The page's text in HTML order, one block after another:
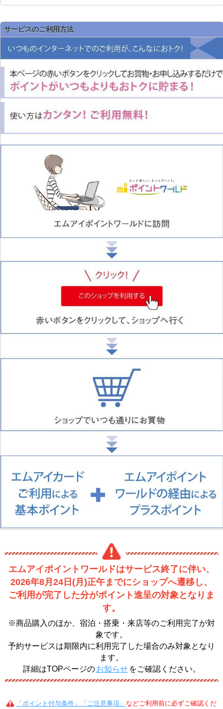
サービスのご利用方法
エムアイポイントワールドはサービス終了に伴い、
2026年8月24日(月)正午までにショップへ遷移し、
ご利用が完了した分がポイント進呈の対象となりま
す。
※商品購入のほか、宿泊・搭乗・来店等のご利用完了が対
象です。
予約サービスは期限内に利用完了した場合のみ対象となり
ます。
詳細はTOPページの お知らせ をご確認ください。
「ポイント付与条件」「ご注意事項」 などご利用前に必ずご確認くだ